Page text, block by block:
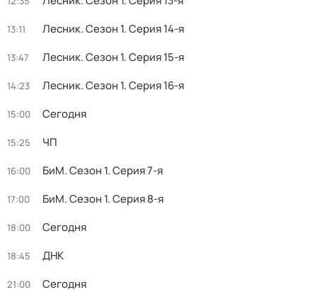
13:11 Лесник. Сезон 1. Серия 14-я
13:47 Лесник. Сезон 1. Серия 15-я
14:23 Лесник. Сезон 1. Серия 16-я
15:00 Сегодня
15:25 ЧП
16:00 БиМ. Сезон 1. Серия 7-я
17:00 БиМ. Сезон 1. Серия 8-я
18:00 Сегодня
18:45 ДНК
21:00 Сегодня